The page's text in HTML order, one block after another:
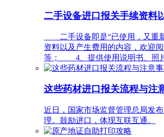
二手设备进口报关手续资料
二手设备即是“已使用，又重新
资料以及产生费用的内容，欢
等； 4、提供使用说明书、照
这些药材进口报关流程与注
近日，国家市场监督管理总局发
理。鼓励进口，体现互联互通。